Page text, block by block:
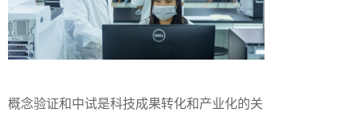
概念验证和中试是科技成果转化和产业化的关